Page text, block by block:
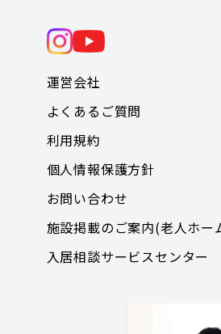
運営会社
よくあるご質問
利用規約
個人情報保護方針
お問い合わせ
施設掲載のご案内(老人ホー
入居相談サービスセンター